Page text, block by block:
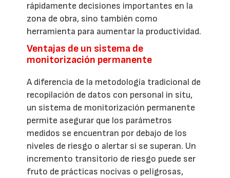
rápidamente decisiones importantes en la
zona de obra, sino también como
herramienta para aumentar la productividad.
Ventajas de un sistema de
monitorización permanente
A diferencia de la metodología tradicional de
recopilación de datos con personal in situ,
un sistema de monitorización permanente
permite asegurar que los parámetros
medidos se encuentran por debajo de los
niveles de riesgo o alertar si se superan. Un
incremento transitorio de riesgo puede ser
fruto de prácticas nocivas o peligrosas,